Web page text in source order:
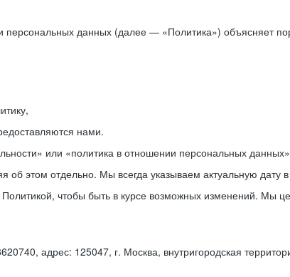
персональных данных (далее — «Политика») объясняет
нами.
или «политика в отношении персональных
этом отдельно. Мы всегда указываем актуальную дату
чтобы быть в курсе возможных изменений. Мы
адрес: 125047, г. Москва, внутригородская